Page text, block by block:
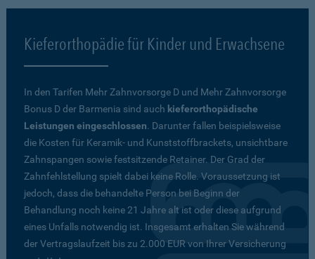
Kieferorthopädie für Kinder und Erwachsene
In den Tarifen Mehr Zahnvorsorge D und Mehr Zahnvorsorge
Bonus D der Barmenia sind auch kieferorthopädische
Leistungen eingeschlossen. Darunter fallen beispielsweise
die Kosten für Keramik- und Kunststoffbrackets, unsichtbare
Zahnspangen sowie festsitzende Retainer. Der Grad der
Zahnfehlstellung spielt dabei keine Rolle. Voraussetzung ist
jedoch, dass die behandelte Person bei Beginn der
Behandlung noch keine 21 Jahre alt ist oder diese aufgrund
eines Unfalls notwendig ist. Insgesamt erhalten Sie während
der Vertragslaufzeit bis zu 2.000 EUR von Ihrer Versicherung